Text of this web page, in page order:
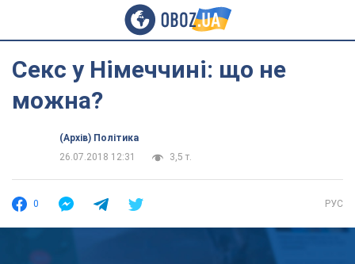
Секс у Німеччині: що не
можна?
(Архів) Політика
26.07.2018 12:31
3,5 т.
0 РУС